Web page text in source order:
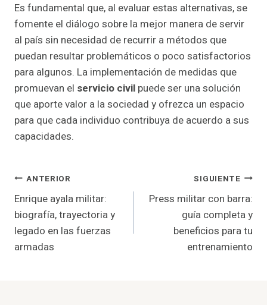
Es fundamental que, al evaluar estas alternativas, se
fomente el diálogo sobre la mejor manera de servir
al país sin necesidad de recurrir a métodos que
puedan resultar problemáticos o poco satisfactorios
para algunos. La implementación de medidas que
promuevan el servicio civil puede ser una solución
que aporte valor a la sociedad y ofrezca un espacio
para que cada individuo contribuya de acuerdo a sus
capacidades.
Navegación
De
Entradas
ANTERIOR
Enrique ayala militar:
biografía, trayectoria y
legado en las fuerzas
armadas
SIGUIENTE
Press militar con barra:
guía completa y
beneficios para tu
entrenamiento